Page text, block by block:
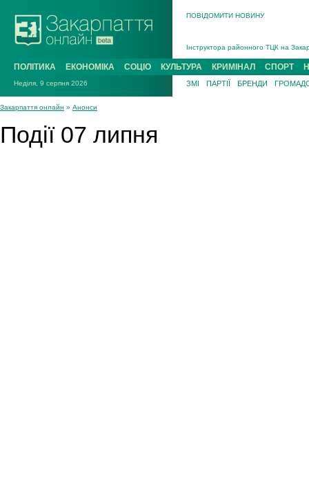
ПОВІДОМИТИ НОВИНУ
Інструктора районного ТЦК на
В Ужгороді попрощаються із
В Ужгороді 5 серпня
Підтвердили загибель захисника
ПОЛІТИКА ЕКОНОМІКА СОЦІО КУЛЬТУРА КРИМІНАЛ СПОРТ
Неділя, 9 серпня 2026 ЗМІ ПАРТІЇ БРЕНДИ
Закарпаття онлайн » Анонси
Події 07 липня